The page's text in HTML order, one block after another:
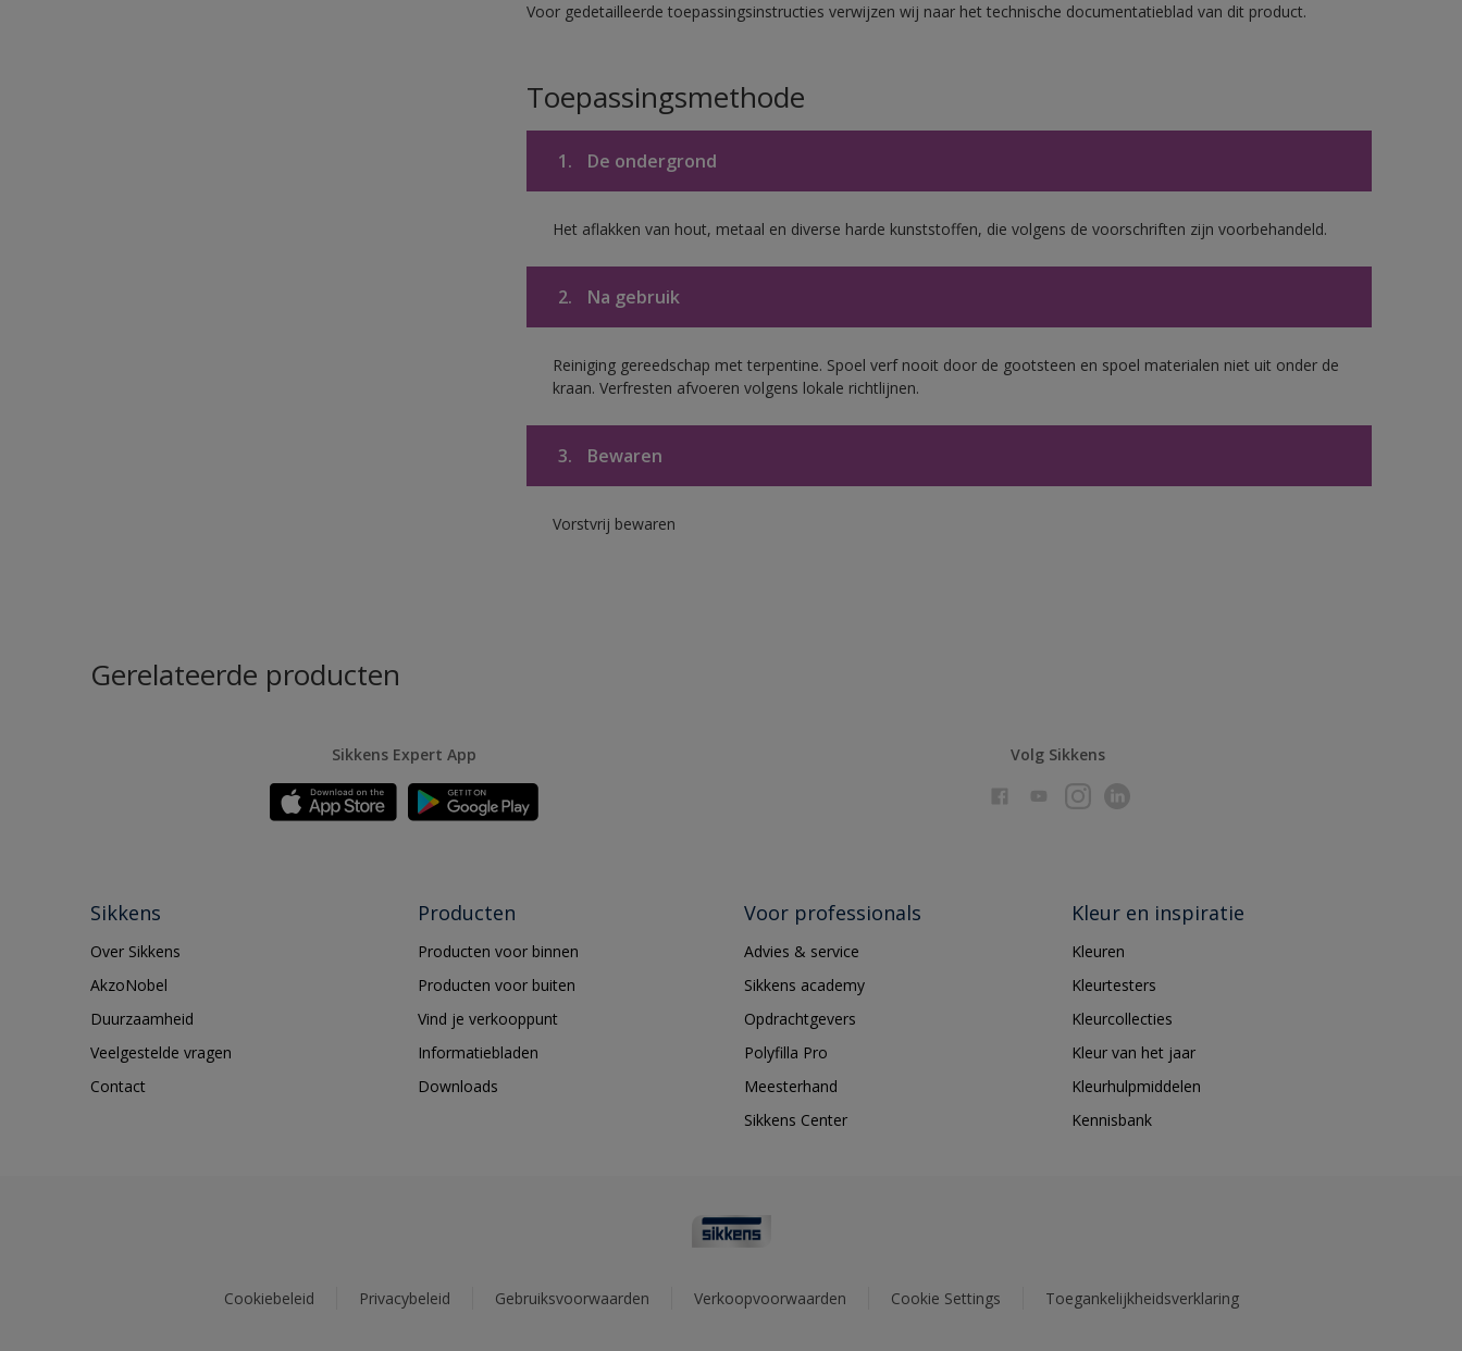
Voor gedetailleerde toepassingsinstructies verwijzen wij naar het technische documentatieblad van dit product.
Toepassingsmethode
1. De ondergrond
Het aflakken van hout, metaal en diverse harde kunststoffen, die volgens de voorschriften zijn voorbehandeld.
2. Na gebruik
Reiniging gereedschap met terpentine. Spoel verf nooit door de gootsteen en spoel materialen niet uit onder de
kraan. Verfresten afvoeren volgens lokale richtlijnen.
3. Bewaren
Vorstvrij bewaren
Gerelateerde producten
Sikkens Expert App Volg Sikkens
Sikkens
Over Sikkens
AkzoNobel
Duurzaamheid
Veelgestelde vragen
Contact
Producten
Producten voor binnen
Producten voor buiten
Vind je verkooppunt
Informatiebladen
Downloads
Voor professionals
Advies & service
Sikkens academy
Opdrachtgevers
Polyfilla Pro
Meesterhand
Sikkens Center
Kleur en inspiratie
Kleuren
Kleurtesters
Kleurcollecties
Kleur van het jaar
Kleurhulpmiddelen
Kennisbank
Cookiebeleid Privacybeleid Gebruiksvoorwaarden Verkoopvoorwaarden Cookie Settings Toegankelijkheidsverklaring